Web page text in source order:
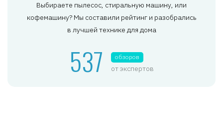
Выбираете пылесос, стиральную машину, или
кофемашину? Мы составили рейтинг и разобрались
в лучшей технике для дома
537 обзоров
от экспертов